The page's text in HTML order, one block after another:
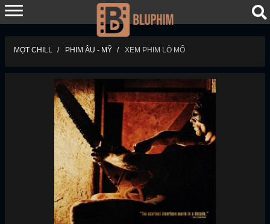
MỌT CHILL PHIM ÂU - MỸ XEM PHIM LÒ MỔ